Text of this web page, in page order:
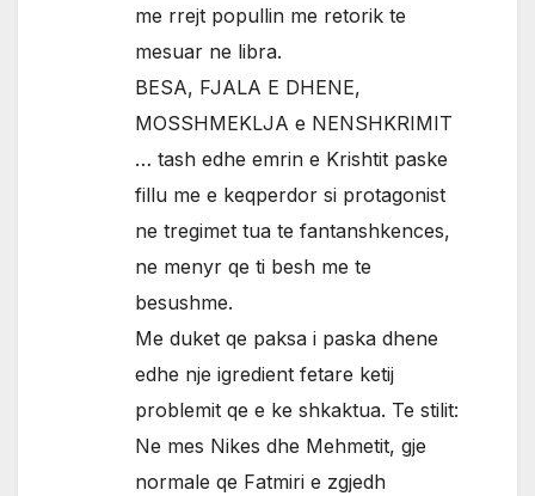
me rrejt popullin me retorik te
mesuar ne libra.
BESA, FJALA E DHENE,
MOSSHMEKLJA e NENSHKRIMIT
… tash edhe emrin e Krishtit paske
fillu me e keqperdor si protagonist
ne tregimet tua te fantanshkences,
ne menyr qe ti besh me te
besushme.
Me duket qe paksa i paska dhene
edhe nje igredient fetare ketij
problemit qe e ke shkaktua. Te stilit:
Ne mes Nikes dhe Mehmetit, gje
normale qe Fatmiri e zgjedh